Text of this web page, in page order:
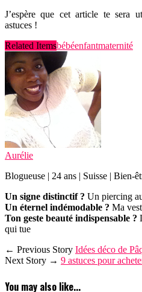
J’espère que cet article te sera
astuces !
Related Itemsbébéenfantmaternité
Aurélie
Blogueuse | 24 ans | Suisse | Bien-
Un signe distinctif ? Un piercing
Un éternel indémodable ? Ma
Ton geste beauté indispensable ?
qui tue
← Previous Story Idées déco de
Next Story → 9 astuces pour
You may also like...